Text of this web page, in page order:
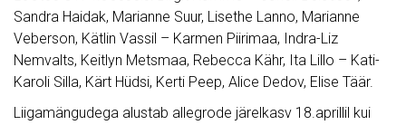
Sandra Haidak, Marianne Suur, Lisethe Lanno, Marianne
Veberson, Kätlin Vassil – Karmen Piirimaa, Indra-Liz
Nemvalts, Keitlyn Metsmaa, Rebecca Kähr, Ita Lillo – Kati-
Karoli Silla, Kärt Hüdsi, Kerti Peep, Alice Dedov, Elise Täär.
Liigamängudega alustab allegrode järelkasv 18.aprillil kui